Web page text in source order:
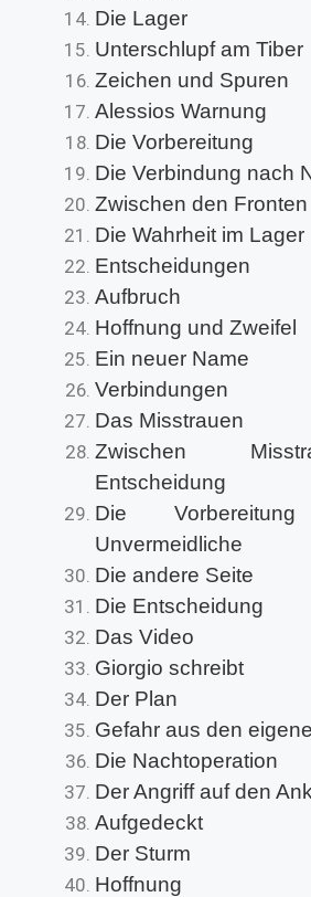
Die Lager
Unterschlupf am Tiber
Zeichen und Spuren
Alessios Warnung
Die Vorbereitung
Die Verbindung nach
Zwischen den Fronten
Die Wahrheit im Lager
Entscheidungen
Aufbruch
Hoffnung und Zweifel
Ein neuer Name
Verbindungen
Das Misstrauen
Zwischen
Entscheidung
Die
Unvermeidliche
Die andere Seite
Die Entscheidung
Das Video
Giorgio schreibt
Der Plan
Gefahr aus den
Die Nachtoperation
Der Angriff auf den
Aufgedeckt
Der Sturm
Hoffnung